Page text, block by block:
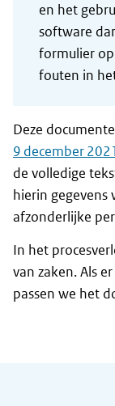
en het
software
formulier
fouten in
Deze
9 december
de volledige
hierin
afzonderlijke
In het
van zaken. Als
passen we het